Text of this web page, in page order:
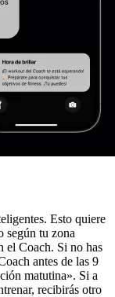
Esto quiere
según tu zona
el Coach. Si no has
antes de las 9
matutina». Si a
recibirás otro